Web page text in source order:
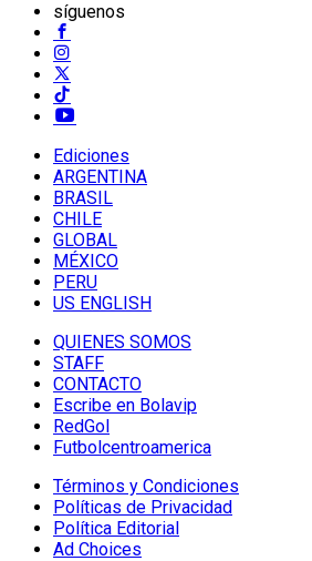
síguenos
Ediciones
ARGENTINA
BRASIL
CHILE
GLOBAL
MÉXICO
PERU
US ENGLISH
QUIENES SOMOS
STAFF
CONTACTO
Escribe en Bolavip
RedGol
Futbolcentroamerica
Términos y Condiciones
Políticas de Privacidad
Política Editorial
Ad Choices